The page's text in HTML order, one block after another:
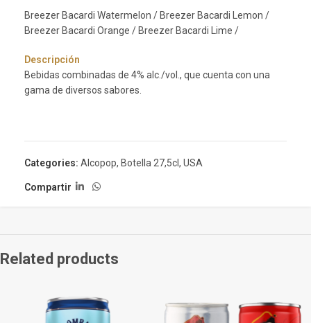
Breezer Bacardi Watermelon / Breezer Bacardi Lemon /
Breezer Bacardi Orange / Breezer Bacardi Lime /
Descripción
Bebidas combinadas de 4% alc./vol., que cuenta con una
gama de diversos sabores.
Categories: Alcopop, Botella 27,5cl, USA
Compartir
Related products